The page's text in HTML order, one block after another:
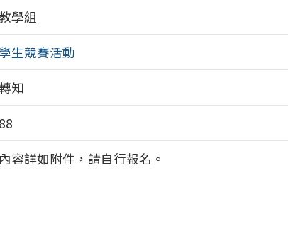
學組
生競賽活動
知
88
內容詳如附件，請自行報名。